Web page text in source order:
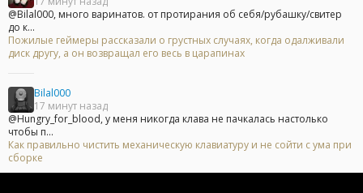
@Bilal000, много варинатов. от протирания об себя/рубашку/свитер
до к...
Пожилые геймеры рассказали о грустных случаях, когда одалживали
диск другу, а он возвращал его весь в царапинах
Bilal000
17 минут назад
@Hungry_for_blood, у меня никогда клава не пачкалась настолько
чтобы п...
Как правильно чистить механическую клавиатуру и не сойти с ума при
сборке